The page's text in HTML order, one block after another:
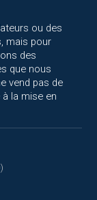
ou des
mais pour
des
que nous
vend pas de
la mise en